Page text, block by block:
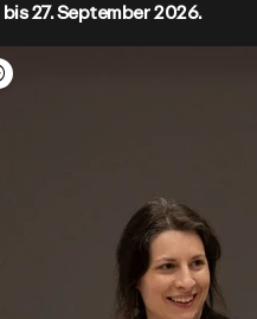
bis 27. September 2026.